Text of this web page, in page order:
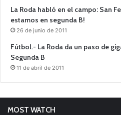
La Roda habló en el campo: San
estamos en segunda B!
26 de junio de 2011
Fútbol.- La Roda da un paso de
Segunda B
11 de abril de 2011
MOST WATCH